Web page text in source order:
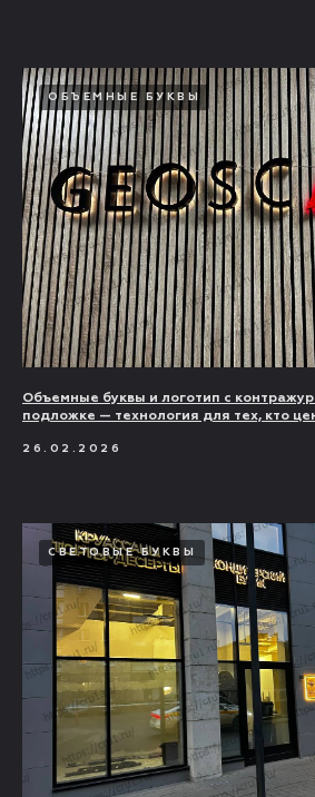
ОБЪЕМНЫЕ БУКВЫ
Объемные буквы и логотип с
подложке — технология для тех, кто
26.02.2026
СВЕТОВЫЕ БУКВЫ